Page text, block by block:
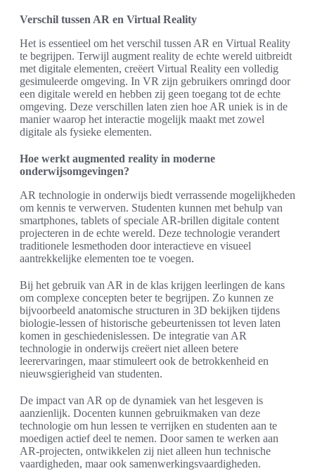
Verschil tussen AR en Virtual Reality
Het is essentieel om het verschil tussen AR en Virtual Reality
te begrijpen. Terwijl augment reality de echte wereld uitbreidt
met digitale elementen, creëert Virtual Reality een volledig
gesimuleerde omgeving. In VR zijn gebruikers omringd door
een digitale wereld en hebben zij geen toegang tot de echte
omgeving. Deze verschillen laten zien hoe AR uniek is in de
manier waarop het interactie mogelijk maakt met zowel
digitale als fysieke elementen.
Hoe werkt augmented reality in moderne
onderwijsomgevingen?
AR technologie in onderwijs biedt verrassende mogelijkheden
om kennis te verwerven. Studenten kunnen met behulp van
smartphones, tablets of speciale AR-brillen digitale content
projecteren in de echte wereld. Deze technologie verandert
traditionele lesmethoden door interactieve en visueel
aantrekkelijke elementen toe te voegen.
Bij het gebruik van AR in de klas krijgen leerlingen de kans
om complexe concepten beter te begrijpen. Zo kunnen ze
bijvoorbeeld anatomische structuren in 3D bekijken tijdens
biologie-lessen of historische gebeurtenissen tot leven laten
komen in geschiedenislessen. De integratie van AR
technologie in onderwijs creëert niet alleen betere
leerervaringen, maar stimuleert ook de betrokkenheid en
nieuwsgierigheid van studenten.
De impact van AR op de dynamiek van het lesgeven is
aanzienlijk. Docenten kunnen gebruikmaken van deze
technologie om hun lessen te verrijken en studenten aan te
moedigen actief deel te nemen. Door samen te werken aan
AR-projecten, ontwikkelen zij niet alleen hun technische
vaardigheden, maar ook samenwerkingsvaardigheden.